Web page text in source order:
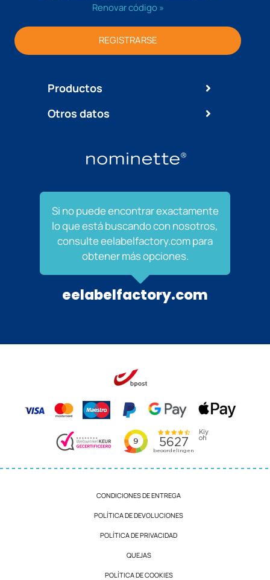
Productos
Renovar código »
REGISTRARSE
Otros datos
Si no puede encontrar exactamente
lo que está buscando con nosotros,
consulte eelabelfactory.com para
obtener más opciones.
eelabelfactory.com
CONDICIONES DE ENTREGA
POLÍTICA DE DEVOLUCIONES
POLÍTICA DE PRIVACIDAD
QUEJAS
POLÍTICA DE COOKIES